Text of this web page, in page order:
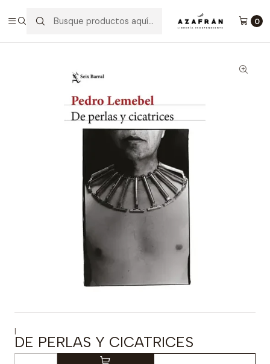
0
Literatura Chilena
De Perlas Y Cicatrices
|
DE PERLAS Y CICATRICES